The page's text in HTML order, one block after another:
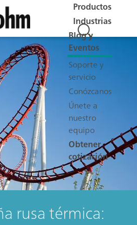
Productos
Industrias
Blog y
Eventos
Soporte y
servicio
Conózcanos
Únete a
nuestro
equipo
Obtener
cotización
rusa térmica: